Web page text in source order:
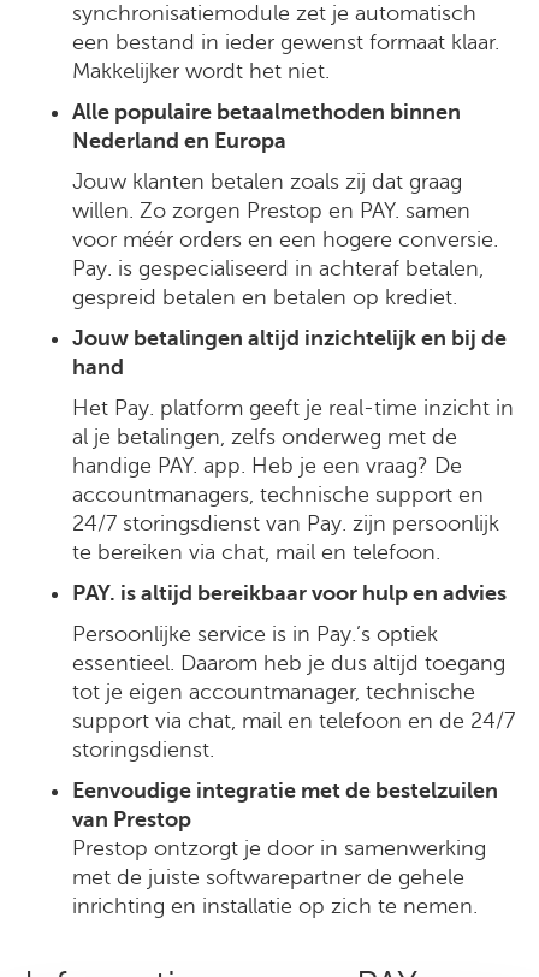
synchronisatiemodule zet je automatisch
een bestand in ieder gewenst formaat klaar.
Makkelijker wordt het niet.
Alle populaire betaalmethoden binnen
Nederland en Europa
Jouw klanten betalen zoals zij dat graag
willen. Zo zorgen Prestop en PAY. samen
voor méér orders en een hogere conversie.
Pay. is gespecialiseerd in achteraf betalen,
gespreid betalen en betalen op krediet.
Jouw betalingen altijd inzichtelijk en bij de
hand
Het Pay. platform geeft je real-time inzicht in
al je betalingen, zelfs onderweg met de
handige PAY. app. Heb je een vraag? De
accountmanagers, technische support en
24/7 storingsdienst van Pay. zijn persoonlijk
te bereiken via chat, mail en telefoon.
PAY. is altijd bereikbaar voor hulp en advies
Persoonlijke service is in Pay.’s optiek
essentieel. Daarom heb je dus altijd toegang
tot je eigen accountmanager, technische
support via chat, mail en telefoon en de 24/7
storingsdienst.
Eenvoudige integratie met de bestelzuilen
van Prestop
Prestop ontzorgt je door in samenwerking
met de juiste softwarepartner de gehele
inrichting en installatie op zich te nemen.